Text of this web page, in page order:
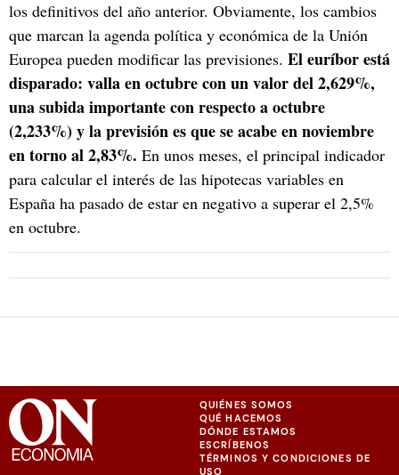
los definitivos del año anterior. Obviamente, los cambios
que marcan la agenda política y económica de la Unión
Europea pueden modificar las previsiones. El euríbor está
disparado: valla en octubre con un valor del 2,629%,
una subida importante con respecto a octubre
(2,233%) y la previsión es que se acabe en noviembre
en torno al 2,83%. En unos meses, el principal indicador
para calcular el interés de las hipotecas variables en
España ha pasado de estar en negativo a superar el 2,5%
en octubre.
QUIÉNES SOMOS
QUÉ HACEMOS
DÓNDE ESTAMOS
ESCRÍBENOS
TÉRMINOS Y CONDICIONES DE
USO